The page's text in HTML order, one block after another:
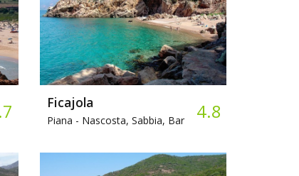
Ficajola
Piana - Nascosta, Sabbia, Bar 4.8